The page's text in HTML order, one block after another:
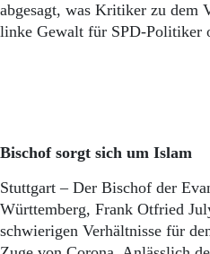
abgesagt, was Kritiker zu dem
linke Gewalt für SPD-Politiker
Bischof sorgt sich um Islam
Stuttgart – Der Bischof der
Württemberg, Frank Otfried
schwierigen Verhältnisse für